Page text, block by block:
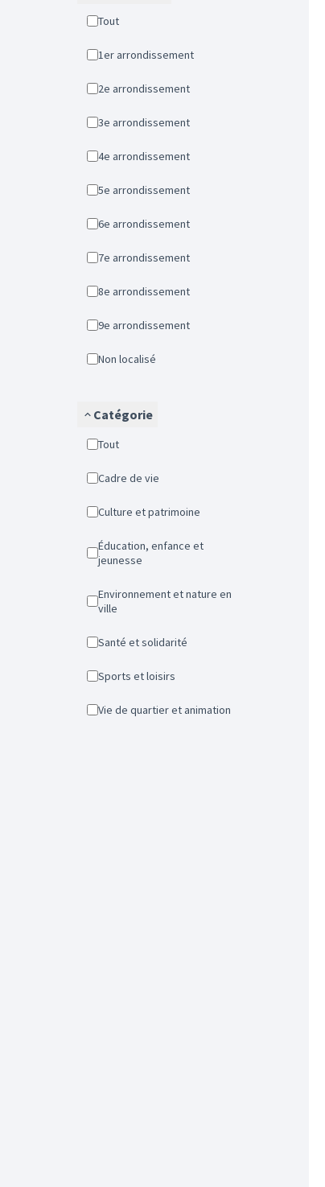
Tout
1er arrondissement
2e arrondissement
3e arrondissement
4e arrondissement
5e arrondissement
6e arrondissement
7e arrondissement
8e arrondissement
9e arrondissement
Non localisé
Catégorie
Tout
Cadre de vie
Culture et patrimoine
Éducation, enfance et
jeunesse
Environnement et nature en
ville
Santé et solidarité
Sports et loisirs
Vie de quartier et animation